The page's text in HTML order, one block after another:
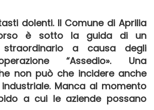
dolenti. Il Comune di Aprilia
è sotto la guida di un
straordinario a causa degli
“Assedio». Una
non può che incidere anche
Manca al momento
a cui le aziende possano